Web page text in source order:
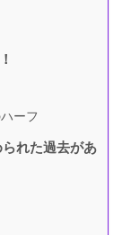
ーフ
れた過去があ